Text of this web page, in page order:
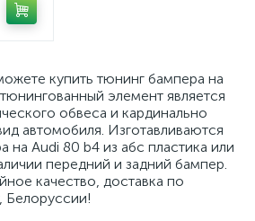
купить тюнинг бампера на
элемент является
обвеса и кардинально
автомобиля. Изготавливаются
на Audi 80 b4 из абс пластика или
передний и задний бампер.
качество, доставка по
Белоруссии!